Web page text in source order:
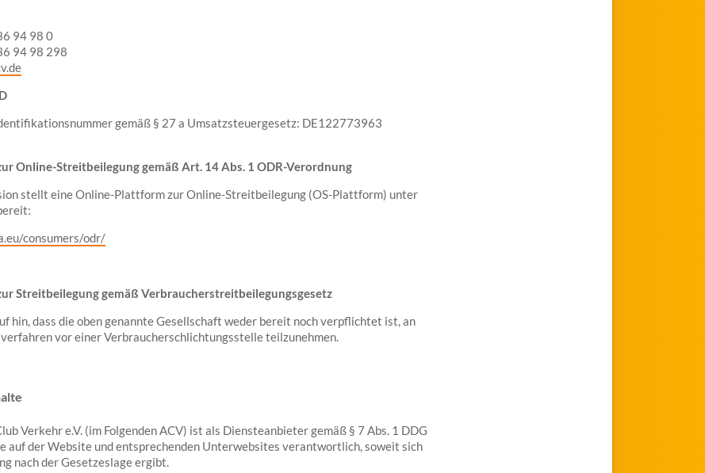
94 98 0
94 98 298
gemäß § 27 a Umsatzsteuergesetz: DE122773963
Online-Streitbeilegung gemäß Art. 14 Abs. 1 ODR-Verordnung
stellt eine Online-Plattform zur Online-Streitbeilegung (OS-Plattform) unter
consumers/odr/
Streitbeilegung gemäß Verbraucherstreitbeilegungsgesetz
hin, dass die oben genannte Gesellschaft weder bereit noch verpflichtet ist, an
vor einer Verbraucherschlichtungsstelle teilzunehmen.
Verkehr e.V. (im Folgenden ACV) ist als Diensteanbieter gemäß § 7 Abs. 1 DDG
auf der Website und entsprechenden Unterwebsites verantwortlich, soweit sich
nach der Gesetzeslage ergibt.